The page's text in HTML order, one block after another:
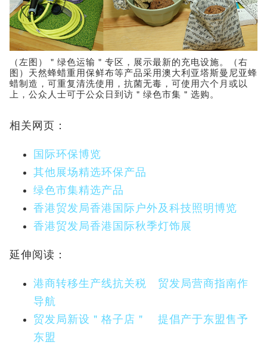
（左图）＂绿色运输＂专区，展示最新的充电设施。（右
图）天然蜂蜡重用保鲜布等产品采用澳大利亚塔斯曼尼亚蜂
蜡制造，可重复清洗使用，抗菌无毒，可使用六个月或以
上，公众人士可于公众日到访＂绿色市集＂选购。
相关网页：
国际环保博览
其他展场精选环保产品
绿色市集精选产品
香港贸发局香港国际户外及科技照明博览
香港贸发局香港国际秋季灯饰展
延伸阅读：
港商转移生产线抗关税 贸发局营商指南作
导航
贸发局新设＂格子店＂ 提倡产于东盟售予
东盟